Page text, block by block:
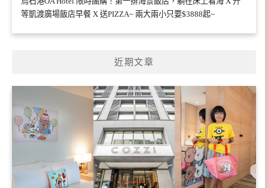
等凱渡廣場飯店早餐 X 送PIZZA~ 兩大兩小只要$3888起~
近期文章